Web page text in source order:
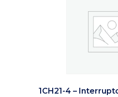
1CH21-4 –